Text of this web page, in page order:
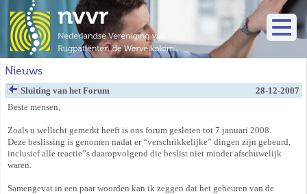
Nieuws
Sluiting van het Forum
28-12-2007
Beste mensen,
Zoals u wellicht gemerkt heeft is ons forum gesloten tot 7 januari 2008.
Deze beslissing is genomen nadat er “verschrikkelijke” dingen zijn gebeurd,
inclusief alle reactie”s daaropvolgend die beslist niet minder afschuwelijk
waren.
Samengevat in een paar woorden kan ik zeggen dat het gebeuren van de